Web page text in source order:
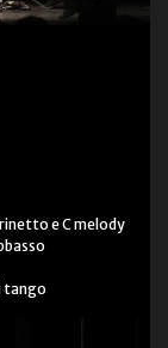
e C melody
tango